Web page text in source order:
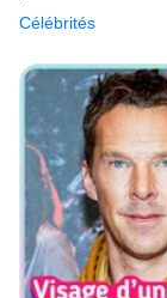
Célébrités
résidentiels, les
avoir des voisins,
Le moins que
de ce que l’on voit